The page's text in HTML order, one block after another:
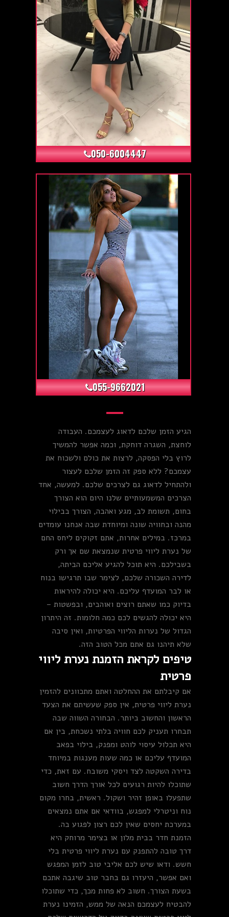
050-6004447
+8
055-9662021
הגיע הזמן שלכם לדאוג לעצמכם. העבודה
לוחצת, השגרה דוחקת, וכמה אפשר להמשיך
לרוץ בלי הפסקה, לרצות את כולם ולשכוח את
עצמכם? ללא ספק זה הזמן שלכם לעצור
ולהתחיל לדאוג גם לצרכים שלכם. למעשה, אחד
הצרכים המשמעותיים שלנו היום הוא הצורך
בחום, תשומת לב, מגע ואהבה, הצורך בבילוי
מהנה ובחוויה שונה ומיוחדת שבה אנחנו עומדים
במרכז. במילים אחרות, אתם זקוקים ליחס החם
של נערת ליווי פרטית שנמצאת שם אך ורק
בשבילכם. היא תוכל להגיע אליכם הביתה,
לדירה השכורה שלכם, לצימר שבו תרגישו בנוח
או לבר המועדף עליכם. היא יכולה להיראות
בדיוק כמו שאתם רוצים ואוהבים, ובפשטות –
היא יכולה להגשים לכם כמה חלומות. זה היתרון
הגדול של נערות הליווי הפרטיות, ואין סיבה
שלא תיהנו גם אתם מכל הטוב הזה.
טיפים לקראת הזמנת נערת ליווי
פרטית
אם קיבלתם את ההחלטה ואתם מתכוונים להזמין
נערת ליווי פרטית, אין ספק שעשיתם את הצעד
הראשון והחשוב ביותר. הבחורה השווה שבה
תבחרו תעניק לכם חוויה בלתי נשכחת, בין אם
היא תכלול עיסוי לוהט ומפנק, בילוי בפאב
המועדף עליכם או כמה שעות מענגות במיוחד
בדירה השקטה לצד ויסקי משובח. עם זאת, כדי
שתוכלו להיות רגועים לכל אורך הדרך חשוב
שתפעלו באופן זהיר ושקול. ראשית, בחרו מקום
נוח וניטרלי למפגש, בוודאי אם אתם נמצאים
במערכת יחסים שאין לכם רצון לפגוע בה.
הזמנת חדר בבית מלון או בצימר מרוחק היא
דרך טובה להתפנק עם נערת ליווי פרטית בלי
חשש. ודאו שיש לכם אליבי טוב לזמן המפגש
ואם אפשר, היעזרו גם בחבר טוב שיגבה אתכם
בשעת הצורך. חשוב לא פחות מכך, כדי שתוכלו
להבטיח לעצמכם הנאה של ממש, הזמינו נערת